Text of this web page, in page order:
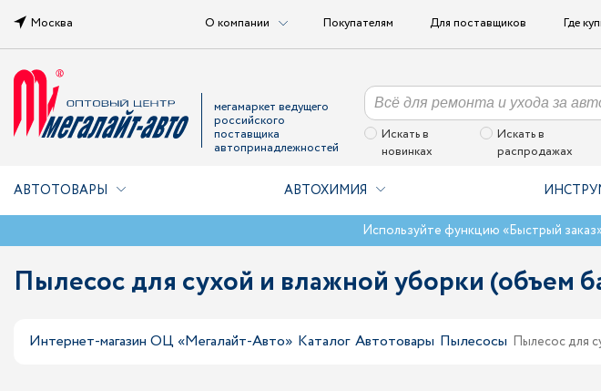
Москва О компании Покупателям Для поставщиков Где
мегамаркет ведущего
российского
поставщика
автопринадлежностей
Искать в
новинках
Искать в
распродажах
АВТОТОВАРЫ АВТОХИМИЯ
Используйте функцию «Быстрый
Пылесос для сухой и влажной уборки (объем
Интернет-магазин ОЦ «Мегалайт-Авто» Каталог Автотовары Пылесосы Пылесос для